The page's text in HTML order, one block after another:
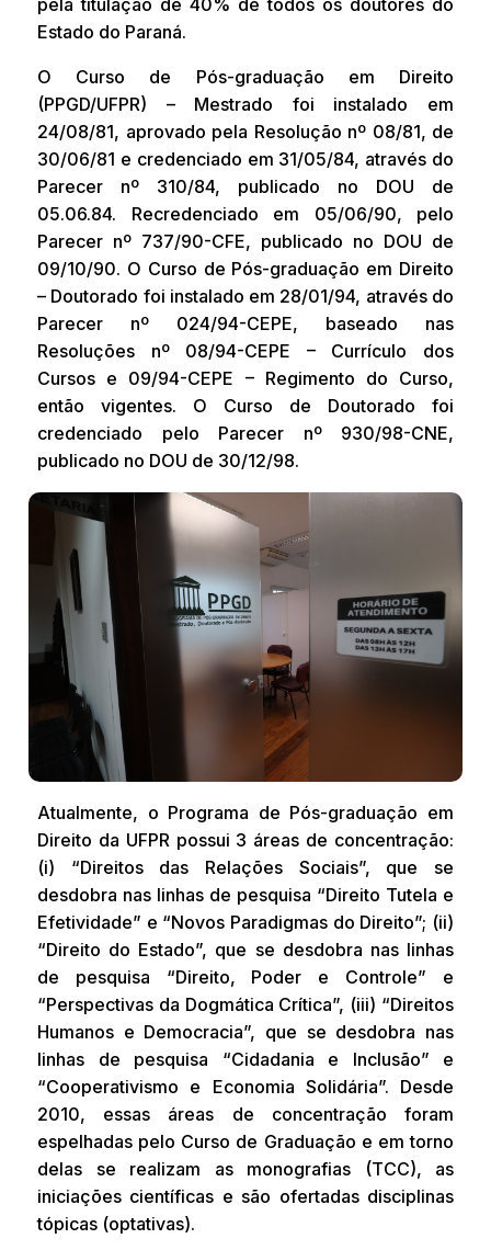
Estado do Paraná.
O Curso de Pós-graduação em Direito
(PPGD/UFPR) – Mestrado foi instalado em
24/08/81, aprovado pela Resolução nº 08/81, de
30/06/81 e credenciado em 31/05/84, através do
Parecer nº 310/84, publicado no DOU de
05.06.84. Recredenciado em 05/06/90, pelo
Parecer nº 737/90-CFE, publicado no DOU de
09/10/90. O Curso de Pós-graduação em Direito
– Doutorado foi instalado em 28/01/94, através do
Parecer nº 024/94-CEPE, baseado nas
Resoluções nº 08/94-CEPE – Currículo dos
Cursos e 09/94-CEPE – Regimento do Curso,
então vigentes. O Curso de Doutorado foi
credenciado pelo Parecer nº 930/98-CNE,
publicado no DOU de 30/12/98.
Atualmente, o Programa de Pós-graduação em
Direito da UFPR possui 3 áreas de concentração:
(i) “Direitos das Relações Sociais”, que se
desdobra nas linhas de pesquisa “Direito Tutela e
Efetividade” e “Novos Paradigmas do Direito”; (ii)
“Direito do Estado”, que se desdobra nas linhas
de pesquisa “Direito, Poder e Controle” e
“Perspectivas da Dogmática Crítica”, (iii) “Direitos
Humanos e Democracia”, que se desdobra nas
linhas de pesquisa “Cidadania e Inclusão” e
“Cooperativismo e Economia Solidária”. Desde
2010, essas áreas de concentração foram
espelhadas pelo Curso de Graduação e em torno
delas se realizam as monografias (TCC), as
iniciações científicas e são ofertadas disciplinas
tópicas (optativas).